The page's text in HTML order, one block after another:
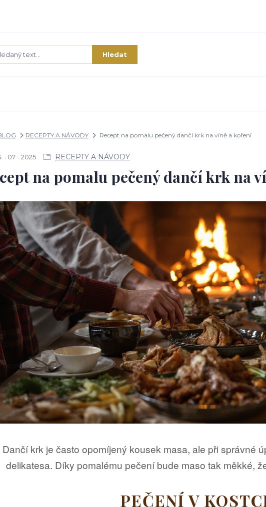
Hledat
RECEPTY A NÁVODY Recept na pomalu pečený dančí krk na víně a koření
07 2025 RECEPTY A NÁVODY
na pomalu pečený dančí krk na
Dančí krk je často opomíjený kousek masa, ale při správné
delikatesa. Díky pomalému pečení bude maso tak měkké,
PEČENÍ V